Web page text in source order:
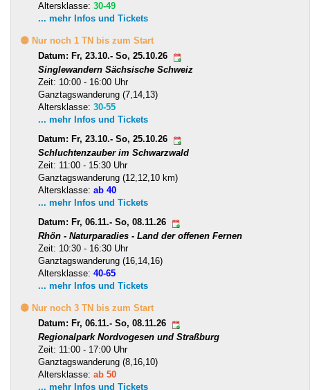
Altersklasse: 30-49
... mehr Infos und Tickets
🟡 Nur noch 1 TN bis zum Start
Datum: Fr, 23.10.- So, 25.10.26
Singlewandern Sächsische Schweiz
Zeit: 10:00 - 16:00 Uhr
Ganztagswanderung (7,14,13)
Altersklasse: 30-55
... mehr Infos und Tickets
Datum: Fr, 23.10.- So, 25.10.26
Schluchtenzauber im Schwarzwald
Zeit: 11:00 - 15:30 Uhr
Ganztagswanderung (12,12,10 km)
Altersklasse: ab 40
... mehr Infos und Tickets
Datum: Fr, 06.11.- So, 08.11.26
Rhön - Naturparadies - Land der offenen Fernen
Zeit: 10:30 - 16:30 Uhr
Ganztagswanderung (16,14,16)
Altersklasse: 40-65
... mehr Infos und Tickets
🟡 Nur noch 3 TN bis zum Start
Datum: Fr, 06.11.- So, 08.11.26
Regionalpark Nordvogesen und Straßburg
Zeit: 11:00 - 17:00 Uhr
Ganztagswanderung (8,16,10)
Altersklasse: ab 50
... mehr Infos und Tickets